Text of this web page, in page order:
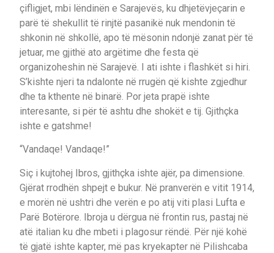
çifligjet, mbi lëndinën e Sarajevës, ku dhjetëvjeçarin e
parë të shekullit të rinjtë pasanikë nuk mendonin të
shkonin në shkollë, apo të mësonin ndonjë zanat për të
jetuar, me gjithë ato argëtime dhe festa që
organizoheshin në Sarajevë. I ati ishte i flashkët si hiri.
S’kishte njeri ta ndalonte në rrugën që kishte zgjedhur
dhe ta kthente në binarë. Por jeta prapë ishte
interesante, si për të ashtu dhe shokët e tij. Gjithçka
ishte e gatshme!
“Vandaqe! Vandaqe!”
Siç i kujtohej Ibros, gjithçka ishte ajër, pa dimensione.
Gjërat rrodhën shpejt e bukur. Në pranverën e vitit 1914,
e morën në ushtri dhe verën e po atij viti plasi Lufta e
Parë Botërore. Ibroja u dërgua në frontin rus, pastaj në
atë italian ku dhe mbeti i plagosur rëndë. Për një kohë
të gjatë ishte kapter, më pas kryekapter në Pilishcaba